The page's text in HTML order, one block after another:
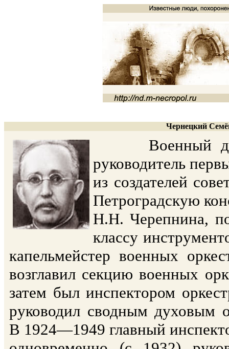
Чернецкий
Военный
руководитель
из создателей
Петроградскую
Н.Н. Черепнина,
классу
капельмейстер военных
возглавил секцию военных
затем был инспектором
руководил сводным духовым
В 1924—1949 главный